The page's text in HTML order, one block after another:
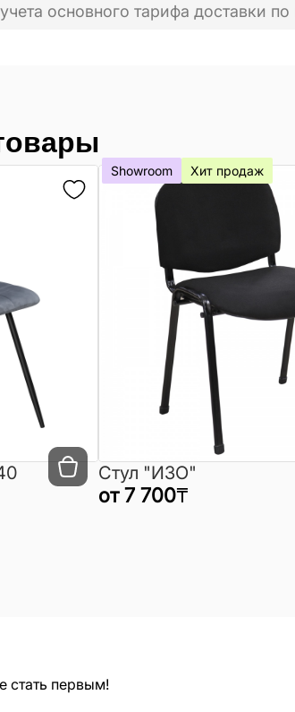
основного тарифа доставки по
Showroom Хит продаж
Стул "ИЗО"
от 7 700₸
стать первым!